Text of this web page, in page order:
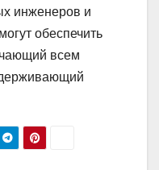
инженеров и
обеспечить
всем